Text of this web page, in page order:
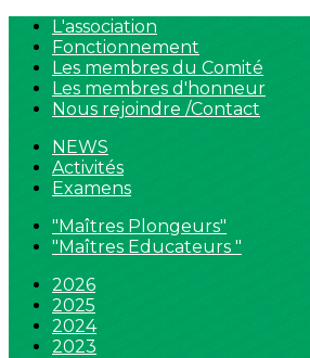
L'association
Fonctionnement
Les membres du Comité
Les membres d'honneur
Nous rejoindre /Contact
NEWS
Activités
Examens
"Maîtres Plongeurs"
"Maîtres Educateurs "
2026
2025
2024
2023